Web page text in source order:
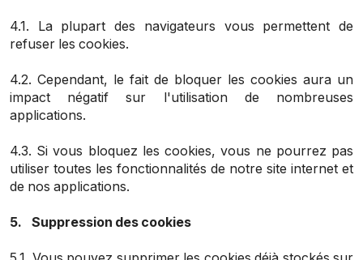
4.1. La plupart des navigateurs vous permettent de
refuser les cookies.
4.2. Cependant, le fait de bloquer les cookies aura un
impact négatif sur l'utilisation de nombreuses
applications.
4.3. Si vous bloquez les cookies, vous ne pourrez pas
utiliser toutes les fonctionnalités de notre site internet et
de nos applications.
5. Suppression des cookies